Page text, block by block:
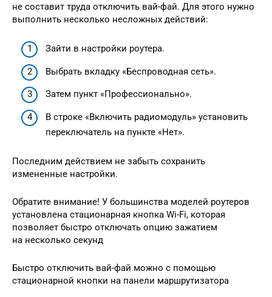
не составит труда отключить вай-фай. Для этого нужно
выполнить несколько несложных действий:
Зайти в настройки роутера.
Выбрать вкладку «Беспроводная сеть».
Затем пункт «Профессионально».
В строке «Включить радиомодуль» установить
переключатель на пункте «Нет».
Последним действием не забыть сохранить
измененные настройки.
Обратите внимание! У большинства моделей роутеров
установлена стационарная кнопка Wi-Fi, которая
позволяет быстро отключать опцию зажатием
на несколько секунд
Быстро отключить вай-фай можно с помощью
стационарной кнопки на панели маршрутизатора